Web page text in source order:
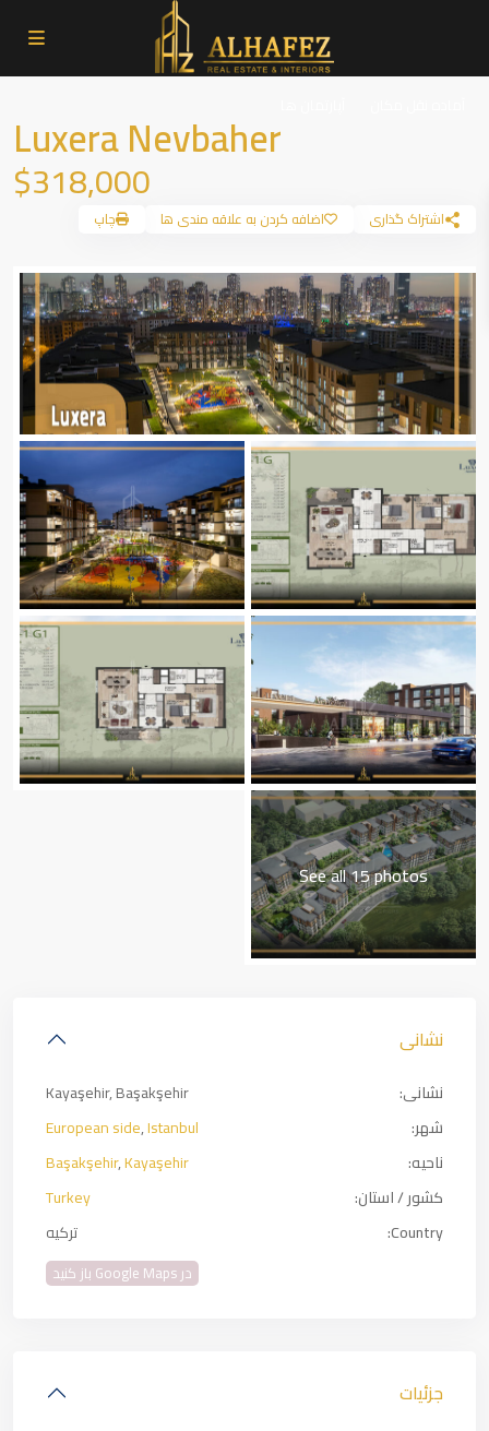
Luxera Nevbaher
$318,000
اشتراک گذاری اضافه کردن به علاقه مندی ها چاپ
See all 15 photos
نشانی
نشانی:
Kayaşehir, Başakşehir
شهر:
European side,Istanbul
ناحیه:
Başakşehir,Kayaşehir
کشور / استان:
Turkey
Country:
ترکیه
در Google Maps باز کنید
جزئیات